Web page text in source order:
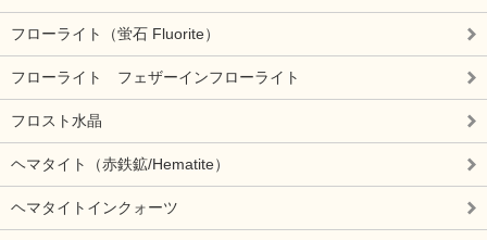
フローライト（蛍石 Fluorite）
フローライト フェザーインフローライト
フロスト水晶
ヘマタイト（赤鉄鉱/Hematite）
ヘマタイトインクォーツ